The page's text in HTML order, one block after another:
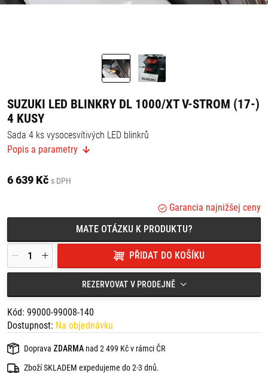
SUZUKI LED BLINKRY DL 1000/XT V-STROM (17-)
4 KUSY
Sada 4 ks vysocesvítivých LED blinkrů
Nízká spotřeba (1,2 W).
SUZUKI originální díl, splňuje WVTA homologaci.
V balení se nachází relé pro LED blinkry.
Popis a parametry
6 639 Kč s DPH
Garancia najnižšej ceny
MATE OTÁZKU K PRODUKTU?
PŘIDAT DO KOŠÍKU
REZERVOVAT V PRODEJNĚ
Kód: 99000-99008-140
Dostupnost: Na objednávku
Doprava ZDARMA nad 2 499 Kč v rámci ČR
Zboží SKLADEM expedujeme do 2-3 dnů.